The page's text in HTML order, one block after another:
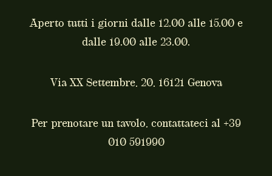
Aperto tutti i giorni dalle 12.00 alle 15.00 e
dalle 19.00 alle 23.00.
Via XX Settembre, 20, 16121 Genova
Per prenotare un tavolo, contattateci al +39
010 591990